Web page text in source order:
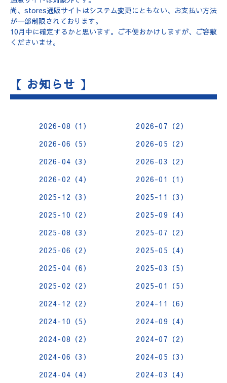
尚、stores通販サイトはシステム変更にともない、お支払い方法
が一部制限されております。
10月中に確定するかと思います。ご不便おかけしますが、ご容赦
くださいませ。
【 お知らせ 】
2026-08（1）
2026-07（2）
2026-06（5）
2026-05（2）
2026-04（3）
2026-03（2）
2026-02（4）
2026-01（1）
2025-12（3）
2025-11（3）
2025-10（2）
2025-09（4）
2025-08（3）
2025-07（2）
2025-06（2）
2025-05（4）
2025-04（6）
2025-03（5）
2025-02（2）
2025-01（5）
2024-12（2）
2024-11（6）
2024-10（5）
2024-09（4）
2024-08（2）
2024-07（2）
2024-06（3）
2024-05（3）
2024-04（4）
2024-03（4）